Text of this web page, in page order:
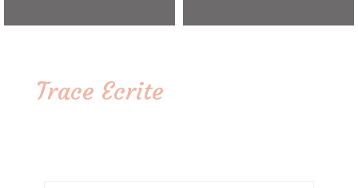
Trace Ecrite